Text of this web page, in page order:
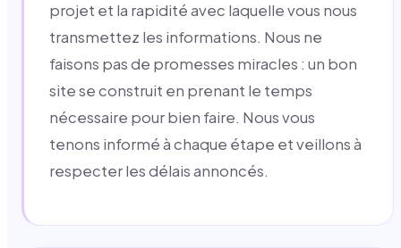
projet et la rapidité avec laquelle vous nous
transmettez les informations. Nous ne
faisons pas de promesses miracles : un bon
site se construit en prenant le temps
nécessaire pour bien faire. Nous vous
tenons informé à chaque étape et veillons à
respecter les délais annoncés.